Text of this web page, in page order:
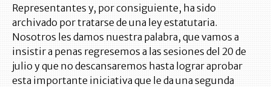
Representantes y, por consiguiente, ha sido
archivado por tratarse de una ley estatutaria.
Nosotros les damos nuestra palabra, que vamos a
insistir a penas regresemos a las sesiones del 20 de
julio y que no descansaremos hasta lograr aprobar
esta importante iniciativa que le da una segunda